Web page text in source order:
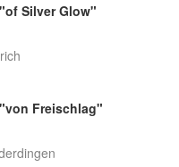
Silver Glow"
Freischlag"